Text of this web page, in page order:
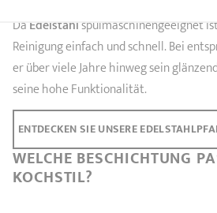
DaEdelstahlspülmaschinengeeignet
Reinigung einfach und schnell. Bei
er über viele Jahre hinweg sein
seine hohe Funktionalität.
ENTDECKEN SIE UNSERE
WELCHE BESCHICHTUNG
KOCHSTIL?